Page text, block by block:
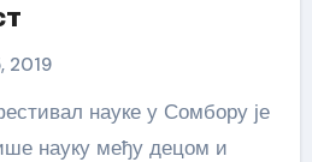
2019
науку међу децом и